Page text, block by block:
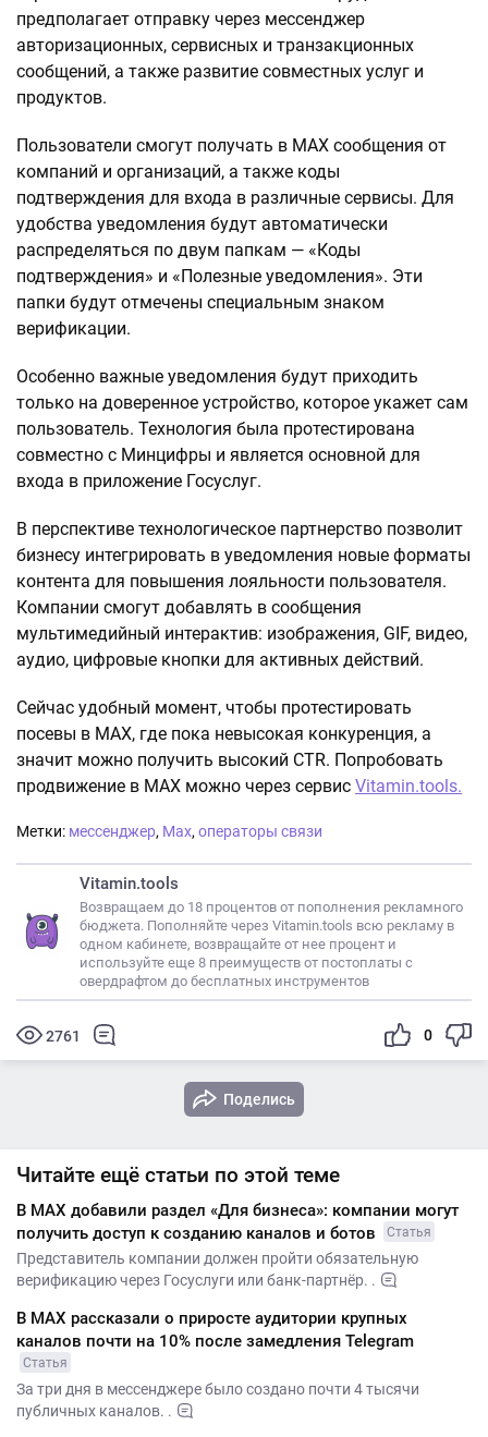
предполагает отправку через мессенджер
авторизационных, сервисных и транзакционных
сообщений, а также развитие совместных услуг и
продуктов.
Пользователи смогут получать в MAX сообщения от
компаний и организаций, а также коды
подтверждения для входа в различные сервисы. Для
удобства уведомления будут автоматически
распределяться по двум папкам — «Коды
подтверждения» и «Полезные уведомления». Эти
папки будут отмечены специальным знаком
верификации.
Особенно важные уведомления будут приходить
только на доверенное устройство, которое укажет сам
пользователь. Технология была протестирована
совместно с Минцифры и является основной для
входа в приложение Госуслуг.
В перспективе технологическое партнерство позволит
бизнесу интегрировать в уведомления новые форматы
контента для повышения лояльности пользователя.
Компании смогут добавлять в сообщения
мультимедийный интерактив: изображения, GIF, видео,
аудио, цифровые кнопки для активных действий.
Сейчас удобный момент, чтобы протестировать
посевы в МАХ, где пока невысокая конкуренция, а
значит можно получить высокий CTR. Попробовать
продвижение в МАХ можно через сервис Vitamin.tools.
Метки: мессенджер, Max, операторы связи
Vitamin.tools
Возвращаем до 18 процентов от пополнения рекламного
бюджета. Пополняйте через Vitamin.tools всю рекламу в
одном кабинете, возвращайте от нее процент и
используйте еще 8 преимуществ от постоплаты с
овердрафтом до бесплатных инструментов
2761 0
Поделись
Читайте ещё статьи по этой теме
В MАХ добавили раздел «Для бизнеса»: компании могут
получить доступ к созданию каналов и ботов
Статья
Представитель компании должен пройти обязательную
верификацию через Госуслуги или банк-партнёр. .
В MAX рассказали о приросте аудитории крупных
каналов почти на 10% после замедления Telegram
Статья
За три дня в мессенджере было создано почти 4 тысячи
публичных каналов. .